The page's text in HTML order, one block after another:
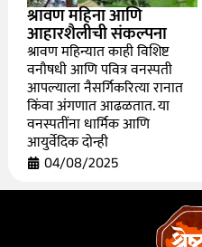
श्रावण महिना आणि
आहारशैलीची संकल्पना
श्रावण महिन्यात काही विशिष्ट
वनौषधी आणि पवित्र वनस्पती
आपल्याला नैसर्गिकरित्या रानात
किंवा अंगणात आढळतात. या
वनस्पतींना धार्मिक आणि
आयुर्वेदिक दोन्ही
04/08/2025